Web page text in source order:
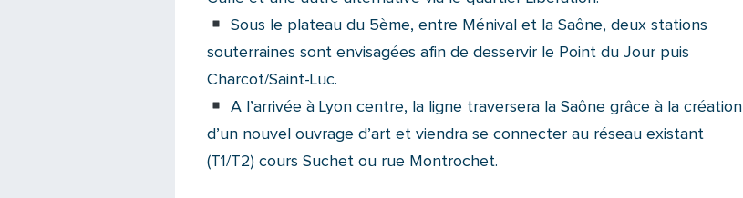
Sous le plateau du 5ème, entre Ménival et la Saône, deux stations
souterraines sont envisagées afin de desservir le Point du Jour puis
Charcot/Saint-Luc.
A l’arrivée à Lyon centre, la ligne traversera la Saône grâce à la création
d’un nouvel ouvrage d’art et viendra se connecter au réseau existant
(T1/T2) cours Suchet ou rue Montrochet.